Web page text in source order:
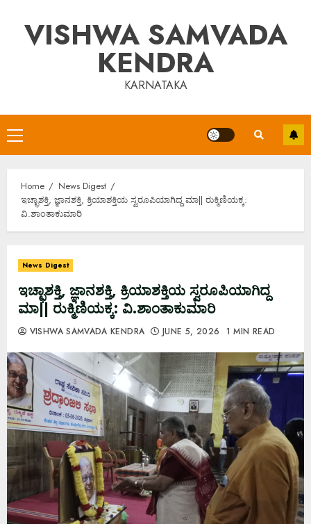
contentVISHWA SAMVADA
KENDRA
KARNATAKA
Primary
Menu
Home
News Digest
ಇಚ್ಛಾಶಕ್ತಿ, ಜ್ಞಾನಶಕ್ತಿ, ಕ್ರಿಯಾಶಕ್ತಿಯ ಸ್ವರೂಪಿಯಾಗಿದ್ದ ಮಾ|| ರುಕ್ಮಿಣಿಯಕ್ಕ:
ವಿ.ಶಾಂತಾಕುಮಾರಿ
News Digest
ಇಚ್ಛಾಶಕ್ತಿ, ಜ್ಞಾನಶಕ್ತಿ, ಕ್ರಿಯಾಶಕ್ತಿಯ ಸ್ವರೂಪಿಯಾಗಿದ್ದ
ಮಾ|| ರುಕ್ಮಿಣಿಯಕ್ಕ: ವಿ.ಶಾಂತಾಕುಮಾರಿ
VISHWA SAMVADA KENDRA JUNE 5, 2026 1 MIN READ